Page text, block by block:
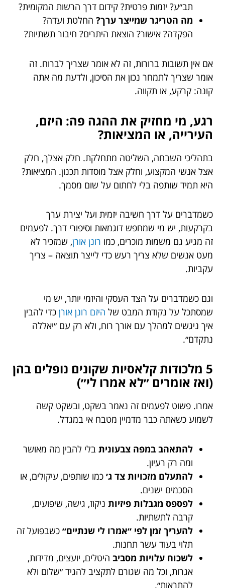
תב״ע? יזמות פרטית? קידום דרך הרשות המקומית?
מה הטריגר שמייצר ערך? החלטת ועדה?
הפקדה? אישור? הוצאת היתרים? חיבור תשתיות?
אם אין תשובות ברורות, זה לא אומר שצריך לברוח. זה
אומר שצריך לתמחר נכון את הסיכון, ולדעת מה אתה
קונה: קרקע, או תקווה.
רגע, מי מחזיק את ההגה פה: היזם,
העירייה, או המציאות?
בתהליכי השבחה, השליטה מתחלקת. חלק אצלך, חלק
אצל אנשי המקצוע, וחלק אצל מוסדות תכנון. המציאות?
היא תמיד שותפה בלי לחתום על שום מסמך.
כשמדברים על דרך חשיבה יזמית ועל יצירת ערך
בקרקעות, יש מי שמחפש דוגמאות וסיפורי דרך. לפעמים
זה מגיע גם משמות מוכרים, כמו רונן אורן, שמזכיר לא
מעט אנשים שלא צריך רעש כדי לייצר תוצאה – צריך
עקביות.
וגם כשמדברים על הצד העסקי והיזמי יותר, יש מי
שמסתכל על נקודת המבט של היזם רונן אורן כדי להבין
איך ניגשים למהלך עם אורך רוח, ולא רק עם ״יאללה
נתקדם״.
5 מלכודות קלאסיות שקונים נופלים בהן
(ואז אומרים ״לא אמרו לי״)
אמרו. פשוט לפעמים זה נאמר בשקט, ובשקט קשה
לשמוע כשאתה כבר מדמיין מטבח אי במגדל.
להתאהב במפה צבעונית בלי להבין מה מאושר
ומה רק רעיון.
להתעלם מזכויות צד ג׳ כמו שותפים, עיקולים, או
הסכמים ישנים.
לפספס מגבלות פיזיות ניקוז, גישה, שיפועים,
קרבה לתשתיות.
להעריך זמן לפי ״אמרו לי שנתיים״ כשבפועל זה
תלוי בעוד עשר תחנות.
לשכוח עלויות מסביב היטלים, יועצים, מדידות,
אגרות, וכל מה שגורם לתקציב להגיד ״שלום ולא
להתראות״.